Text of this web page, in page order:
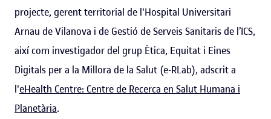
projecte, gerent territorial de l'Hospital Universitari
Arnau de Vilanova i de Gestió de Serveis Sanitaris de l’ICS,
així com investigador del grup Ètica, Equitat i Eines
Digitals per a la Millora de la Salut (e-RLab), adscrit a
l'eHealth Centre: Centre de Recerca en Salut Humana i
Planetària.